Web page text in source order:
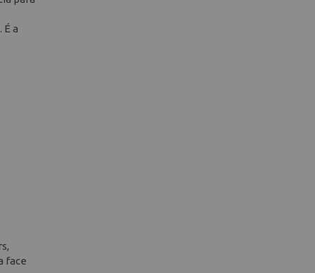
a
face